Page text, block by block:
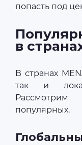
попасть под
в
В странах
так и
популярных.